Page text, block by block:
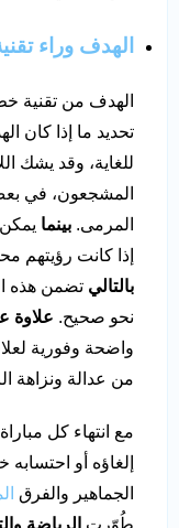
الهدف وراء
الهدف من تقنية
تحديد ما إذا كان
للغاية، وقد يشك
المشجعون، في
المرمى. بينما
إذا كانت رؤيتهم
بالتالي تضمن هذه
نحو صحيح. علاوة
واضحة وفورية
من عدالة ونزاهة
مع انتهاء كل
إلغاؤه أو
الجماهير والفرق
طُوّرت الرياضة